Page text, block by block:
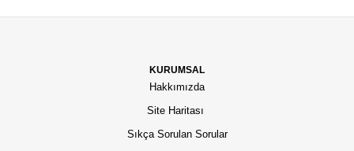
KURUMSAL
Hakkımızda
Site Haritası
Sıkça Sorulan Sorular